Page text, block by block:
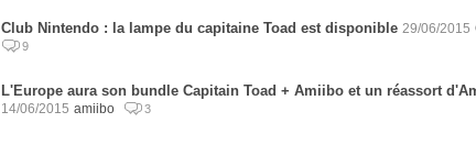
Club Nintendo : la lampe du capitaine Toad est disponible 29/06/2015
9
L'Europe aura son bundle Capitain Toad + Amiibo et un réassort
14/06/2015 amiibo 3